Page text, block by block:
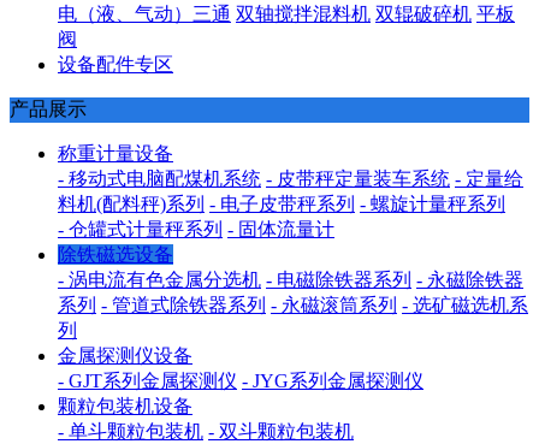
电（液、气动）三通 双轴搅拌混料机 双辊破碎机 平板
阀
设备配件专区
产品展示
称重计量设备
- 移动式电脑配煤机系统 - 皮带秤定量装车系统 - 定量给
料机(配料秤)系列 - 电子皮带秤系列 - 螺旋计量秤系列
- 仓罐式计量秤系列 - 固体流量计
除铁磁选设备
- 涡电流有色金属分选机 - 电磁除铁器系列 - 永磁除铁器
系列 - 管道式除铁器系列 - 永磁滚筒系列 - 选矿磁选机系
列
金属探测仪设备
- GJT系列金属探测仪 - JYG系列金属探测仪
颗粒包装机设备
- 单斗颗粒包装机 - 双斗颗粒包装机